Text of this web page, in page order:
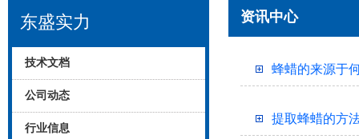
东盛实力
技术文档
公司动态
行业信息
资讯中心
蜂蜡的来源于
提取蜂蜡的方